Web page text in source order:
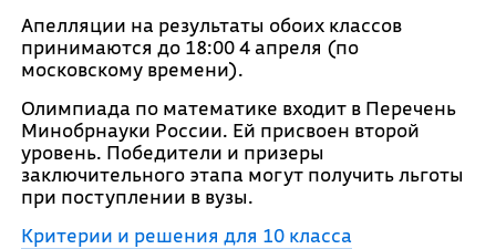
Апелляции на результаты обоих классов
принимаются до 18:00 4 апреля (по
московскому времени).
Олимпиада по математике входит в Перечень
Минобрнауки России. Ей присвоен второй
уровень. Победители и призеры
заключительного этапа могут получить льготы
при поступлении в вузы.
Критерии и решения для 10 класса